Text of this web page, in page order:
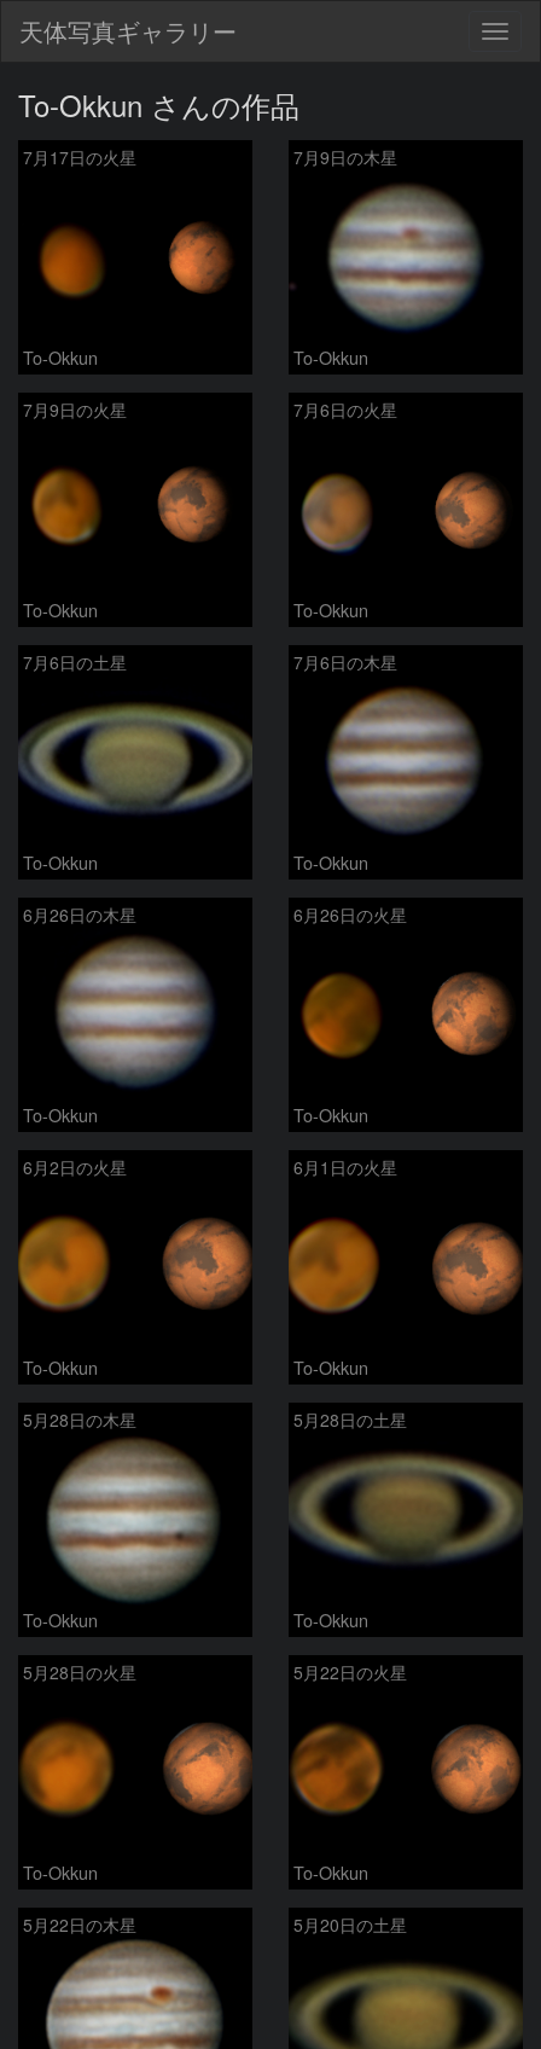
天体写真ギャラリー
To-Okkun さんの作品
7月17日の火星
To-Okkun
7月9日の木星
To-Okkun
7月9日の火星
To-Okkun
7月6日の火星
To-Okkun
7月6日の土星
To-Okkun
7月6日の木星
To-Okkun
6月26日の木星
To-Okkun
6月26日の火星
To-Okkun
6月2日の火星
To-Okkun
6月1日の火星
To-Okkun
5月28日の木星
To-Okkun
5月28日の土星
To-Okkun
5月28日の火星
To-Okkun
5月22日の火星
To-Okkun
5月22日の木星 5月20日の土星